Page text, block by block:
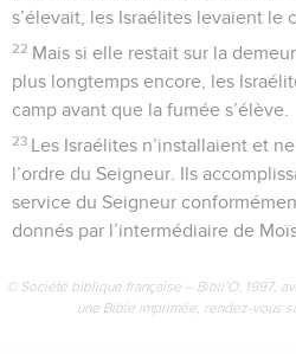
s’élevait, les Israélites levaient le
22 Mais si elle restait sur la
plus longtemps encore, les
camp avant que la fumée s’élève.
23 Les Israélites n’installaient et
l’ordre du Seigneur. Ils
service du Seigneur
donnés par l’intermédiaire de
© Société biblique française – Bibli’O, 1997,
une Bible imprimée, rendez-vous